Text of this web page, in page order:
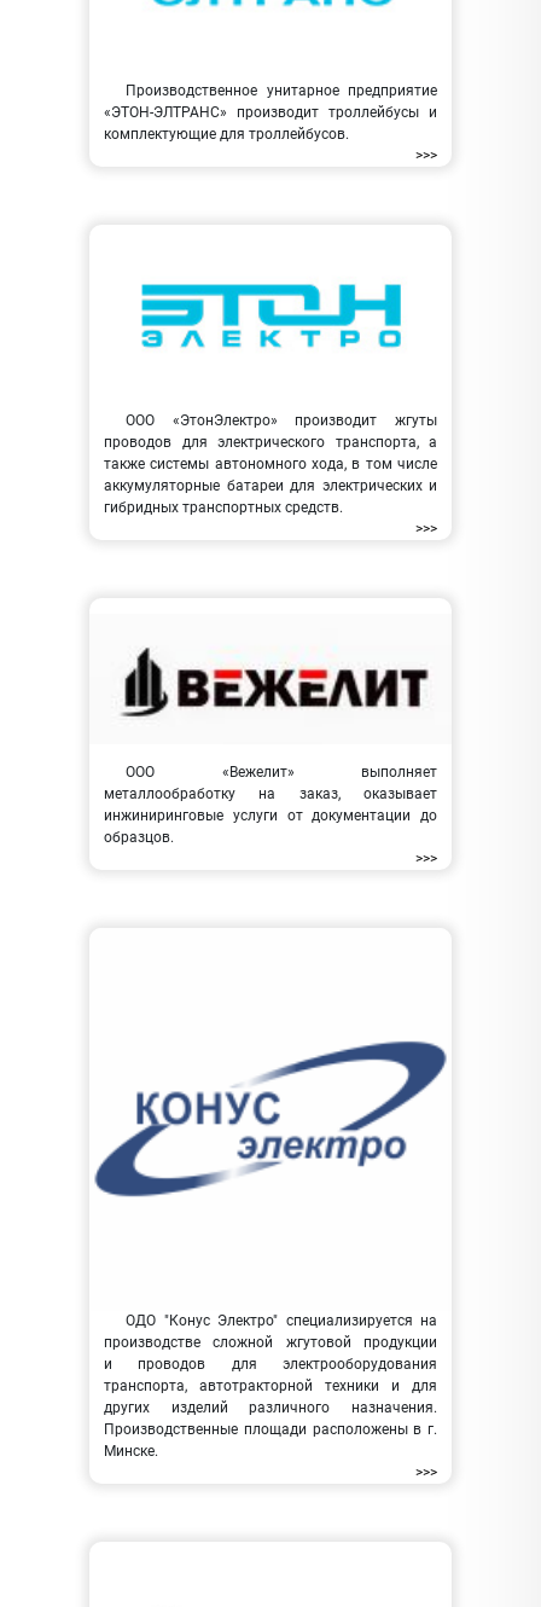
Производственное унитарное предприятие
«ЭТОН-ЭЛТРАНС» производит троллейбусы и
комплектующие для троллейбусов.
>>>
ООО «ЭтонЭлектро» производит жгуты
проводов для электрического транспорта, а
также системы автономного хода, в том числе
аккумуляторные батареи для электрических и
гибридных транспортных средств.
>>>
ООО «Вежелит» выполняет
металлообработку на заказ, оказывает
инжиниринговые услуги от документации до
образцов.
>>>
ОДО "Конус Электро" специализируется на
производстве сложной жгутовой продукции
и проводов для электрооборудования
транспорта, автотракторной техники и для
других изделий различного назначения.
Производственные площади расположены в г.
Минске.
>>>